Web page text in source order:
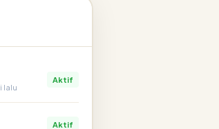
lalu
Aktif
Aktif